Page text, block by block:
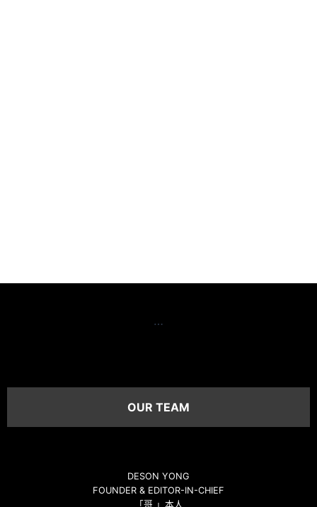
…
OUR TEAM
DESON YONG
FOUNDER & EDITOR-IN-CHIEF
「哥 」本人